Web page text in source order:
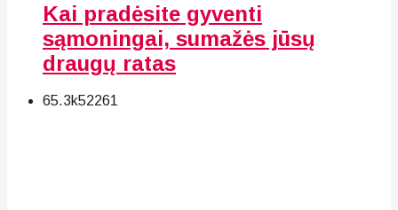
Kai pradėsite gyventi
sąmoningai, sumažės jūsų
draugų ratas
65.3k52261